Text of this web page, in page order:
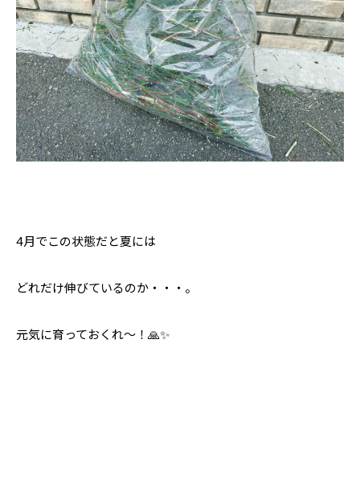
4月でこの状態だと夏には
どれだけ伸びているのか・・・。
元気に育っておくれ〜！🙏✨